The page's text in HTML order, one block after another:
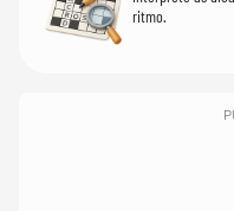
ritmo.